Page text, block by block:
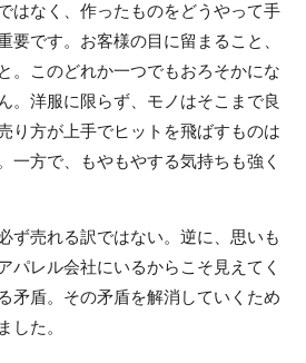
はなく、作ったものをどうやって手
要です。お客様の目に留まること、
。このどれか一つでもおろそかにな
。洋服に限らず、モノはそこまで良
り方が上手でヒットを飛ばすものは
一方で、もやもやする気持ちも強く
ず売れる訳ではない。逆に、思いも
パレル会社にいるからこそ見えてく
矛盾。その矛盾を解消していくため
した。